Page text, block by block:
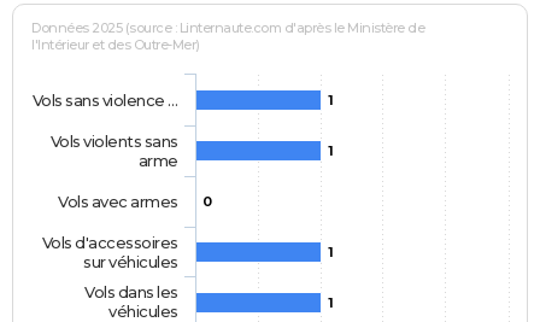
Données 2025 (source : Linternaute.com d'après le Ministère de
l'Intérieur et des Outre-Mer)
1
1
0
1
1
Vols sans violence …
Vols violents sans
arme
Vols avec armes
Vols d'accessoires
sur véhicules
Vols dans les
véhicules